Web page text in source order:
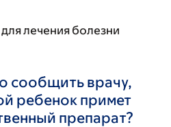
лечения болезни
сообщить врачу,
ребенок примет
препарат?